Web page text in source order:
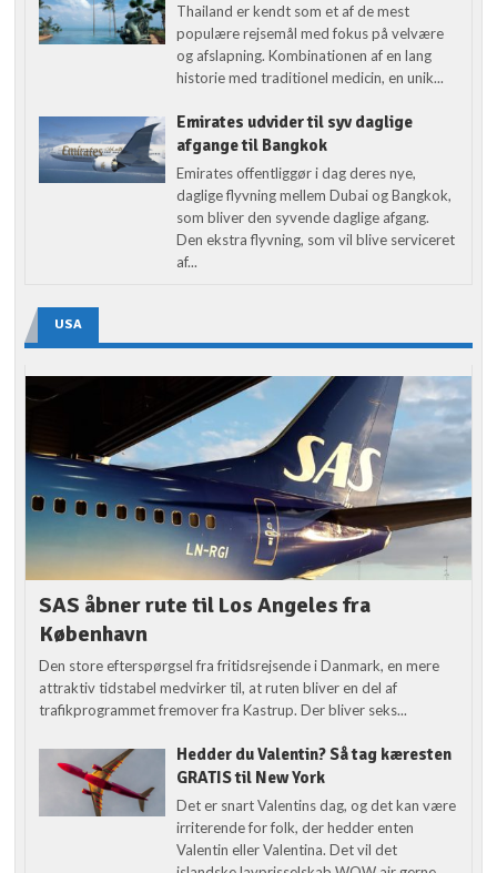
Thailand er kendt som et af de mest
populære rejsemål med fokus på velvære
og afslapning. Kombinationen af en lang
historie med traditionel medicin, en unik...
Emirates udvider til syv daglige
afgange til Bangkok
Emirates offentliggør i dag deres nye,
daglige flyvning mellem Dubai og Bangkok,
som bliver den syvende daglige afgang.
Den ekstra flyvning, som vil blive serviceret
af...
USA
SAS åbner rute til Los Angeles fra
København
Den store efterspørgsel fra fritidsrejsende i Danmark, en mere
attraktiv tidstabel medvirker til, at ruten bliver en del af
trafikprogrammet fremover fra Kastrup. Der bliver seks...
Hedder du Valentin? Så tag kæresten
GRATIS til New York
Det er snart Valentins dag, og det kan være
irriterende for folk, der hedder enten
Valentin eller Valentina. Det vil det